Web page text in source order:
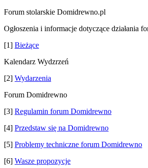
Forum stolarskie Domidrewno.pl
Ogłoszenia i informacje dotyczące działania
[1] Bieżące
Kalendarz Wydzrzeń
[2] Wydarzenia
Forum Domidrewno
[3] Regulamin forum Domidrewno
[4] Przedstaw się na Domidrewno
[5] Problemy techniczne forum Domidrewno
[6] Wasze propozycje